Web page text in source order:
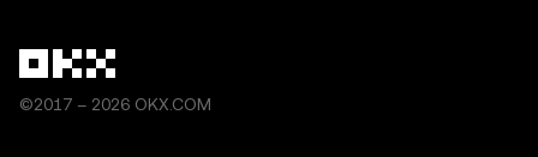
©2017 – 2026 OKX.COM